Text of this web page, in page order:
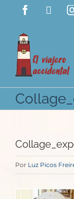
contenido
Facebook
Por Luz Picos